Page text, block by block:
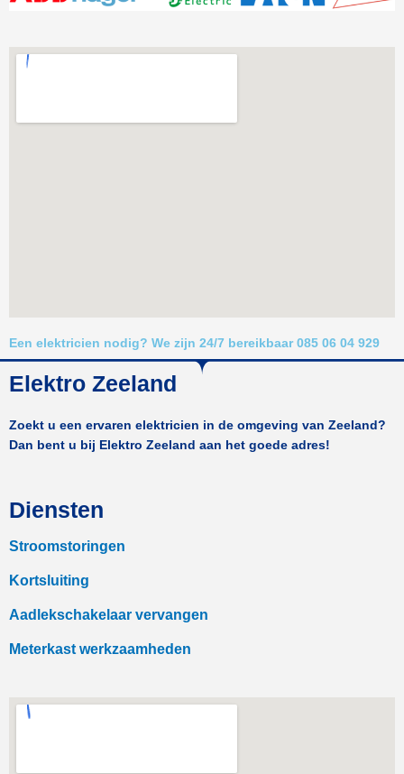
Een elektricien nodig? We zijn 24/7 bereikbaar 085 06 04 929
Elektro Zeeland
Zoekt u een ervaren elektricien in de omgeving van Zeeland?
Dan bent u bij Elektro Zeeland aan het goede adres!
Diensten
Stroomstoringen
Kortsluiting
Aadlekschakelaar vervangen
Meterkast werkzaamheden